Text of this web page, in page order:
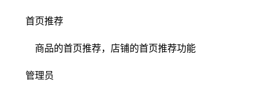
首页推荐
商品的首页推荐，店铺的首页推荐功能
管理员